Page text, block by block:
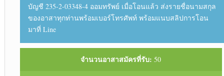
บัญชี 235-2-03348-4 ออมทรัพย์ เมื่อโอนแล้ว ส่งรายชื่อนามสกุล
ของอาสาทุกท่านพร้อมเบอร์โทรศัพท์ พร้อมแนบสลิปการโอน
มาที่ Line
จำนวนอาสาสมัครที่รับ: 50